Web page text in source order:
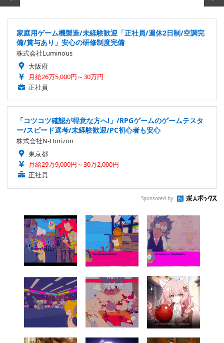
家庭用ゲーム機製造/未経験歓迎「正社員/週休2日制/空調完
備/賞与あり」安心の研修制度完備
株式会社Luminous
大阪府
月給26万5,000円～30万円
正社員
「コツコツ確認が得意な方へ!」/RPGゲームのゲームテスタ
ー/スピード選考/未経験歓迎/PC初心者も安心
株式会社N-Horizon
東京都
月給29万9,000円～30万2,000円
正社員
Sponsored by